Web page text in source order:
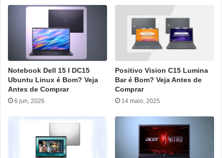
Notebook Dell 15 I DC15
Ubuntu Linux é Bom? Veja
Antes de Comprar
6 jun, 2026
Positivo Vision C15 Lumina
Bar é Bom? Veja Antes de
Comprar
14 maio, 2025